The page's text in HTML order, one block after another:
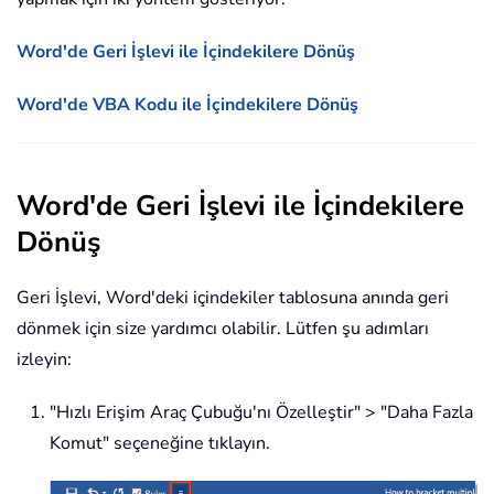
Word'de Geri İşlevi ile İçindekilere Dönüş
Word'de VBA Kodu ile İçindekilere Dönüş
Word'de Geri İşlevi ile İçindekilere
Dönüş
Geri İşlevi, Word'deki içindekiler tablosuna anında geri
dönmek için size yardımcı olabilir. Lütfen şu adımları
izleyin:
"Hızlı Erişim Araç Çubuğu'nı Özelleştir" > "Daha Fazla
Komut" seçeneğine tıklayın.